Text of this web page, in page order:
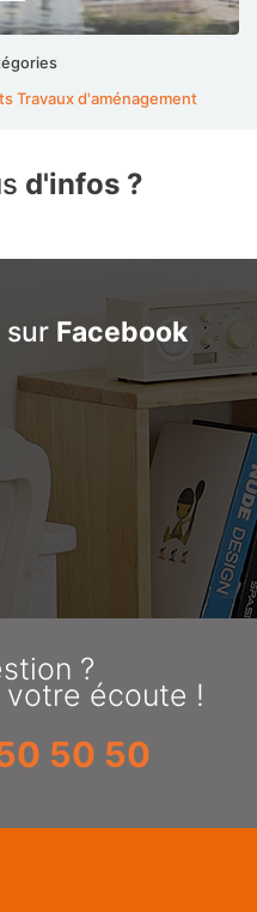
Travaux d'aménagement
d'infos ?
sur Facebook
?
votre écoute !
50 50